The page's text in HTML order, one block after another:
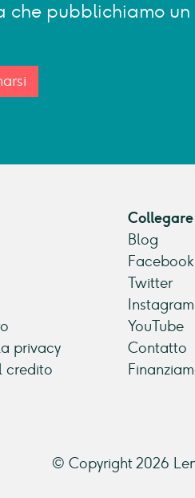
che pubblichiamo un
privacy
credito
Collegare
Blog
Facebook
Twitter
Instagram
YouTube
Contatto
© Copyright 2026